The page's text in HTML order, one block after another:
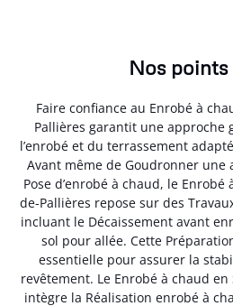
Nos
Faire confiance au Enrobé à
Pallières garantit une approche
l’enrobé et du terrassement
Avant même de Goudronner une
Pose d’enrobé à chaud, le
de-Pallières repose sur des
incluant le Décaissement avant
sol pour allée. Cette
essentielle pour assurer la
revêtement. Le Enrobé à chaud
intègre la Réalisation enrobé à